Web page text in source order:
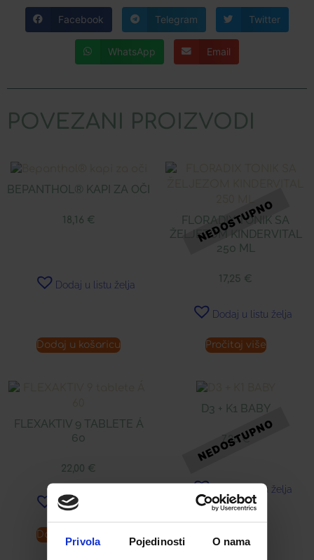
Privola Pojedinosti O nama
Facebook Telegram Twitter
WhatsApp Email
POVEZANI PROIZVODI
BEPANTHOL® KAPI ZA OČI
18,16 €
Dodaj u listu želja
Dodaj u košaricu
FLORADIX TONIK SA
ŽELJEZOM KINDERVITAL
250 ML
17,25 €
Dodaj u listu želja
Pročitaj više
FLEXAKTIV 9 TABLETE Á
60
22,00 €
Dodaj u listu želja
Dodaj u košaricu
D3 + K1 BABY
7,26€
Dodaj u listu želja